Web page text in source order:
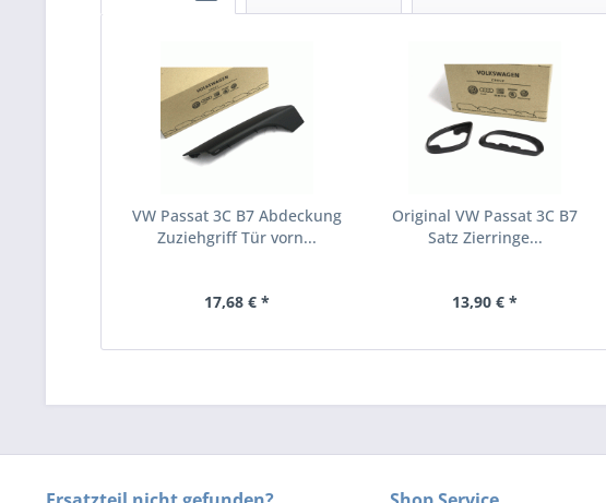
VW Passat 3C B7 Abdeckung
Zuziehgriff Tür vorn...
17,68 € *
Original VW Passat 3C B7
Satz Zierringe...
13,90 € *